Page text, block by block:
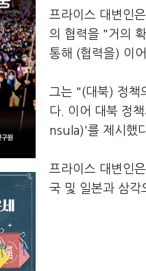
프라이스 대변인
의 협력을 "거의
통해 (협력을) 이
그는 "(대북) 정책
다. 이어 대북 정
nsula)'를 제시했
프라이스 대변인
국 및 일본과 삼각